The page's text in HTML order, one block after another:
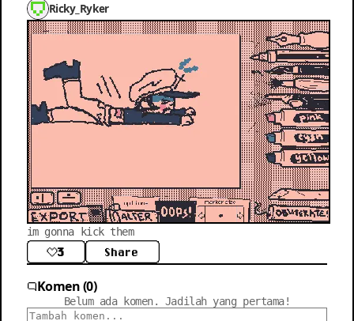
Ricky_Ryker
im gonna kick them
3 Share
Komen (0)
Belum ada komen. Jadilah yang pertama!